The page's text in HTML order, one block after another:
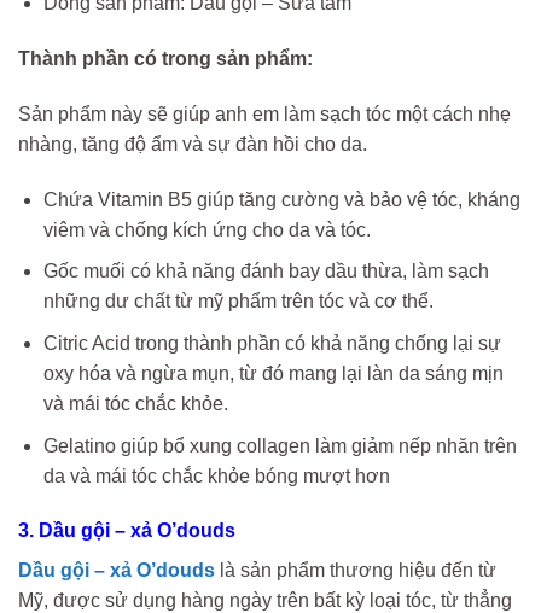
Thành phần có trong sản phẩm:
Sản phẩm này sẽ giúp anh em làm sạch tóc một cách nhẹ
nhàng, tăng độ ẩm và sự đàn hồi cho da.
Chứa Vitamin B5 giúp tăng cường và bảo vệ tóc, kháng
viêm và chống kích ứng cho da và tóc.
Gốc muối có khả năng đánh bay dầu thừa, làm sạch
những dư chất từ mỹ phẩm trên tóc và cơ thể.
Citric Acid trong thành phần có khả năng chống lại sự
oxy hóa và ngừa mụn, từ đó mang lại làn da sáng mịn
và mái tóc chắc khỏe.
Gelatino giúp bổ xung collagen làm giảm nếp nhăn trên
da và mái tóc chắc khỏe bóng mượt hơn
3. Dầu gội – xả O’douds
Dầu gội – xả O’douds là sản phẩm thương hiệu đến từ
Mỹ, được sử dụng hàng ngày trên bất kỳ loại tóc, từ thẳng